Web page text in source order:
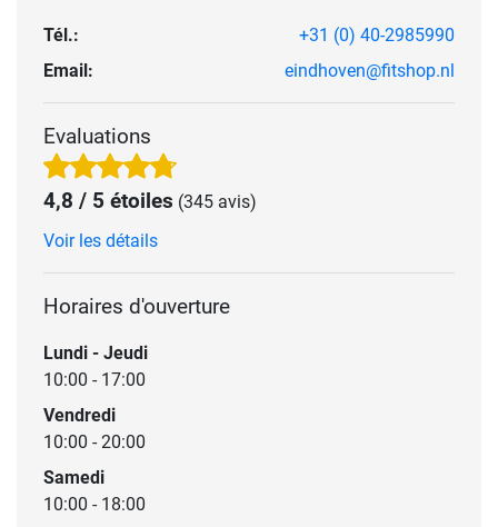
Tél.:
+31 (0) 40-2985990
Email:
eindhoven@fitshop.nl
Evaluations
4,8 / 5 étoiles (345 avis)
Voir les détails
Horaires d'ouverture
Lundi - Jeudi
10:00 - 17:00
Vendredi
10:00 - 20:00
Samedi
10:00 - 18:00